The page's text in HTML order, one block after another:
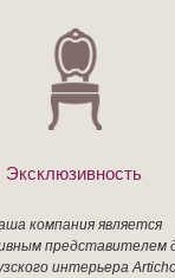
Эксклюзивность
компания является
представителем
интерьера